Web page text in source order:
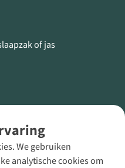
We gebruiken
analytische cookies om
of jas